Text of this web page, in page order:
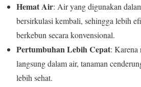
Hemat Air: Air yang digunakan
bersirkulasi kembali, sehingga lebih
berkebun secara konvensional.
Pertumbuhan Lebih Cepat: Karena
langsung dalam air, tanaman
lebih sehat.